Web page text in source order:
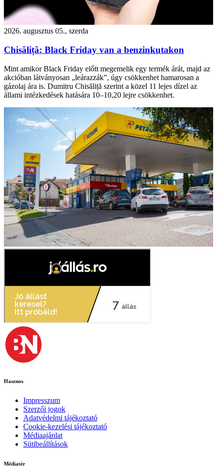
2026. augusztus 05., szerda
Chisăliță: Black Friday van a benzinkutakon
Mint amikor Black Friday előtt megemelik egy termék árát, majd az
akcióban látványosan „leárazzák”, úgy csökkenhet hamarosan a
gázolaj ára is. Dumitru Chisăliță szerint a közel 11 lejes dízel az
állami intézkedések hatására 10–10,20 lejre csökkenhet.
Hasznos
Impresszum
Szerzői jogok
Adatvédelmi tájékoztató
Cookie-kezelési tájékoztató
Médiaajánlat
Sütibeállítások
Médiatér